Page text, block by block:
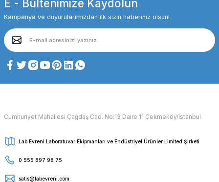
E - Bültenimize Kaydolun
Kampanya ve duyurularımızdan ilk sizin haberiniz olsun!
Cumhuriyet Mahallesi Çağdaş Cad. No:13 Daire:11 Çekmeköy/İstanbul
Lab Evreni Laboratuvar Ekipmanları ve Endüstriyel Ürünler Limited Şirketi
0 555 897 98 75
satis@labevreni.com